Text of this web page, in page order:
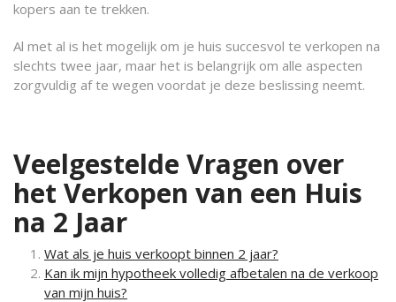
kopers aan te trekken.
Al met al is het mogelijk om je huis succesvol te verkopen na
slechts twee jaar, maar het is belangrijk om alle aspecten
zorgvuldig af te wegen voordat je deze beslissing neemt.
Veelgestelde Vragen over
het Verkopen van een Huis
na 2 Jaar
Wat als je huis verkoopt binnen 2 jaar?
Kan ik mijn hypotheek volledig afbetalen na de verkoop
van mijn huis?